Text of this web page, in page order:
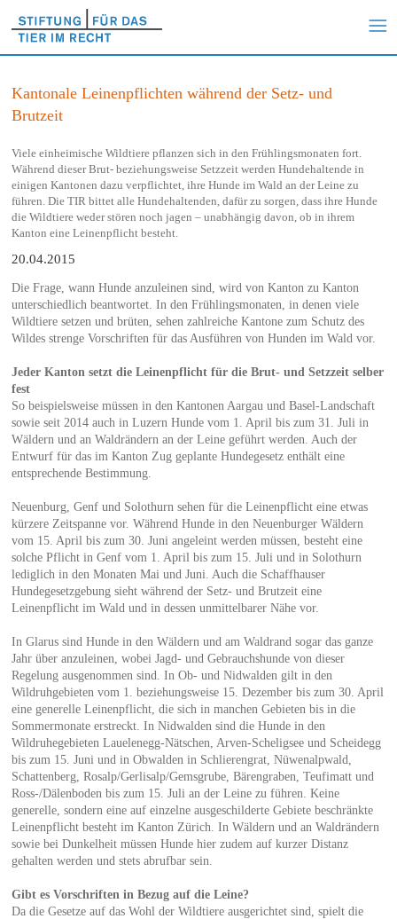
Kantonale Leinenpflichten während der Setz- und
Brutzeit
Viele einheimische Wildtiere pflanzen sich in den Frühlingsmonaten fort.
Während dieser Brut- beziehungsweise Setzzeit werden Hundehaltende in
einigen Kantonen dazu verpflichtet, ihre Hunde im Wald an der Leine zu
führen. Die TIR bittet alle Hundehaltenden, dafür zu sorgen, dass ihre Hunde
die Wildtiere weder stören noch jagen – unabhängig davon, ob in ihrem
Kanton eine Leinenpflicht besteht.
20.04.2015
Die Frage, wann Hunde anzuleinen sind, wird von Kanton zu Kanton
unterschiedlich beantwortet. In den Frühlingsmonaten, in denen viele
Wildtiere setzen und brüten, sehen zahlreiche Kantone zum Schutz des
Wildes strenge Vorschriften für das Ausführen von Hunden im Wald vor.
Jeder Kanton setzt die Leinenpflicht für die Brut- und Setzzeit selber
fest
So beispielsweise müssen in den Kantonen Aargau und Basel-Landschaft
sowie seit 2014 auch in Luzern Hunde vom 1. April bis zum 31. Juli in
Wäldern und an Waldrändern an der Leine geführt werden. Auch der
Entwurf für das im Kanton Zug geplante Hundegesetz enthält eine
entsprechende Bestimmung.
Neuenburg, Genf und Solothurn sehen für die Leinenpflicht eine etwas
kürzere Zeitspanne vor. Während Hunde in den Neuenburger Wäldern
vom 15. April bis zum 30. Juni angeleint werden müssen, besteht eine
solche Pflicht in Genf vom 1. April bis zum 15. Juli und in Solothurn
lediglich in den Monaten Mai und Juni. Auch die Schaffhauser
Hundegesetzgebung sieht während der Setz- und Brutzeit eine
Leinenpflicht im Wald und in dessen unmittelbarer Nähe vor.
In Glarus sind Hunde in den Wäldern und am Waldrand sogar das ganze
Jahr über anzuleinen, wobei Jagd- und Gebrauchshunde von dieser
Regelung ausgenommen sind. In Ob- und Nidwalden gilt in den
Wildruhgebieten vom 1. beziehungsweise 15. Dezember bis zum 30. April
eine generelle Leinenpflicht, die sich in manchen Gebieten bis in die
Sommermonate erstreckt. In Nidwalden sind die Hunde in den
Wildruhegebieten Lauelenegg-Nätschen, Arven-Scheligsee und Scheidegg
bis zum 15. Juni und in Obwalden in Schlierengrat, Nüwenalpwald,
Schattenberg, Rosalp/Gerlisalp/Gemsgrube, Bärengraben, Teufimatt und
Ross-/Dälenboden bis zum 15. Juli an der Leine zu führen. Keine
generelle, sondern eine auf einzelne ausgeschilderte Gebiete beschränkte
Leinenpflicht besteht im Kanton Zürich. In Wäldern und an Waldrändern
sowie bei Dunkelheit müssen Hunde hier zudem auf kurzer Distanz
gehalten werden und stets abrufbar sein.
Gibt es Vorschriften in Bezug auf die Leine?
Da die Gesetze auf das Wohl der Wildtiere ausgerichtet sind, spielt die